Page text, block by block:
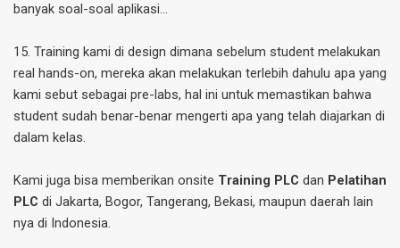
banyak soal-soal aplikasi…
15. Training kami di design dimana sebelum student melakukan
real hands-on, mereka akan melakukan terlebih dahulu apa yang
kami sebut sebagai pre-labs, hal ini untuk memastikan bahwa
student sudah benar-benar mengerti apa yang telah diajarkan di
dalam kelas.
Kami juga bisa memberikan onsite Training PLC dan Pelatihan
PLC di Jakarta, Bogor, Tangerang, Bekasi, maupun daerah lain
nya di Indonesia.